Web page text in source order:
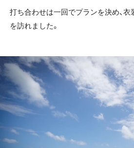
打ち合わせは一回でプランを決め、
を訪れました。